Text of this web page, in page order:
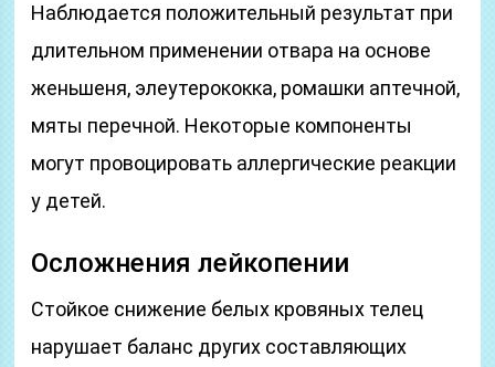
Наблюдается положительный результат при
длительном применении отвара на основе
женьшеня, элеутерококка, ромашки аптечной,
мяты перечной. Некоторые компоненты
могут провоцировать аллергические реакции
у детей.
Осложнения лейкопении
Стойкое снижение белых кровяных телец
нарушает баланс других составляющих